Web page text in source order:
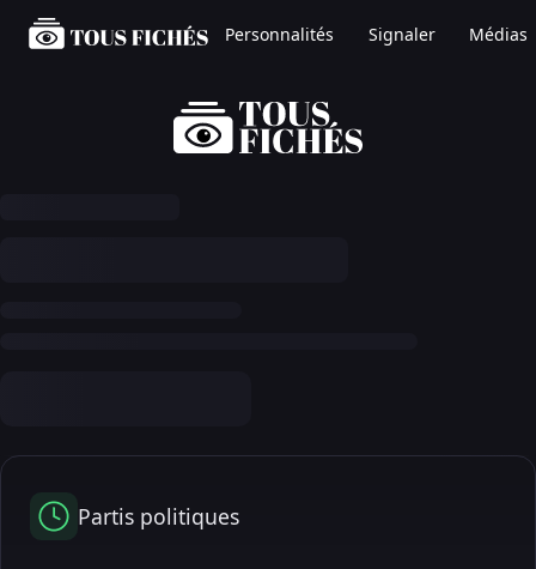
Personnalités Signaler Médias
Partis politiques